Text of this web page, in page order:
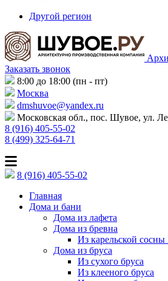
Другой регион
Заказать звонок
8:00 до 18:00 (пн - пт)
Москва
dmshuvoe@yandex.ru
Московская обл., пос. Шувое, ул.
8 (916) 405-55-02
8 (499) 325-64-71
8 (916) 405-55-02
Главная
Дома и бани
Дома из лафета
Дома из бревна
Из карельской
Дома из бруса
Из сухого бруса
Из клееного бруса